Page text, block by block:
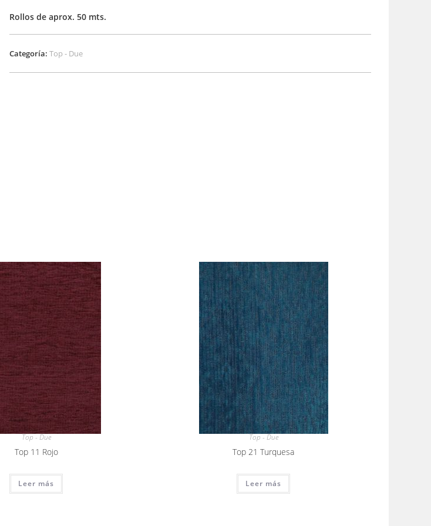
Rollos de aprox. 50 mts.
Categoría:Top - Due
Top - Due
Top 11 Rojo
Leer más
Top - Due
Top 21 Turquesa
Leer más